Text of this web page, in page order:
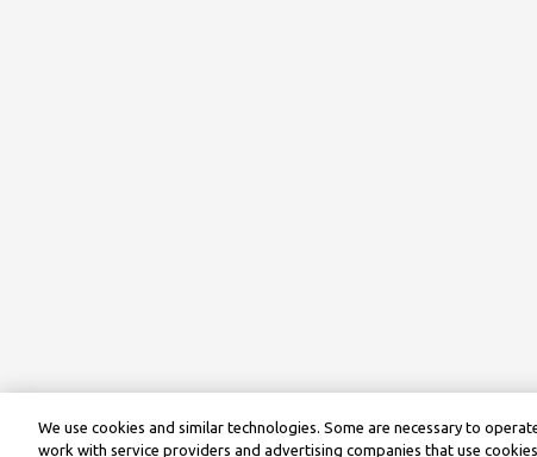
We use cookies and similar technologies. Some are necessary to
work with service providers and advertising companies that use